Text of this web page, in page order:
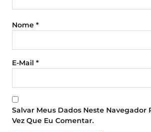
Nome *
E-Mail *
Salvar Meus Dados Neste Navegador
Vez Que Eu Comentar.